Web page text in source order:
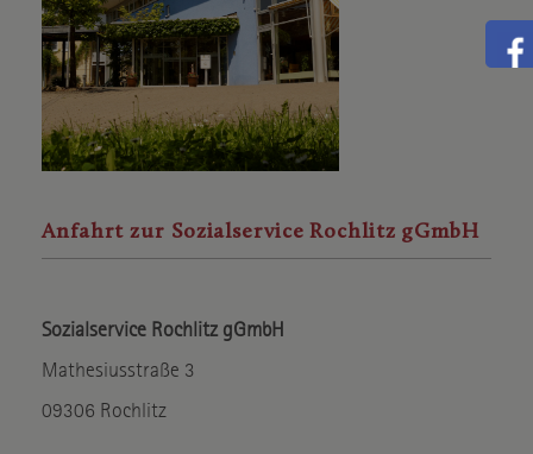
Anfahrt zur Sozialservice Rochlitz gGmbH
Sozialservice Rochlitz gGmbH
Mathesiusstraße 3
09306 Rochlitz